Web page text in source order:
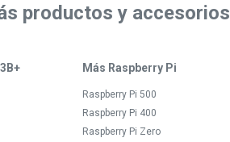
productos y accesorios
Más Raspberry Pi
Raspberry Pi 500
Raspberry Pi 400
Raspberry Pi Zero